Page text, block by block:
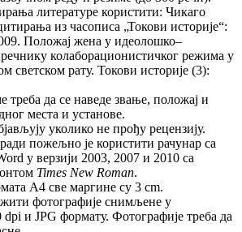
литературе користити: Чикаго
из часописа „Токови историје“:
Положај жена у идеолошко–
колаборационистичког режима у
светском рату. Токови историје (3):
треба да се наведе звање, положај и
места и установе.
уколико не прођу рецензију.
пожељно је користити рачунар са
у верзији 2003, 2007 и 2010 са
Times New Roman.
A4 све маргине су 3 cm.
фотографије снимљене у
dpi и JPG формату. Фотографије треба да